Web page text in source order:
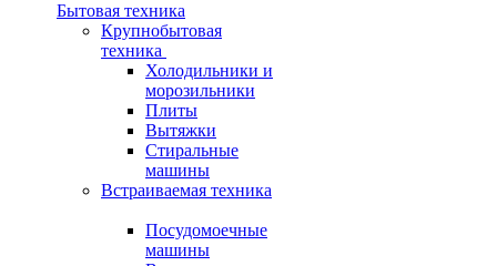
Бытовая техника
Крупнобытовая
техника
Холодильники и
морозильники
Плиты
Вытяжки
Стиральные
машины
Встраиваемая техника
Посудомоечные
машины